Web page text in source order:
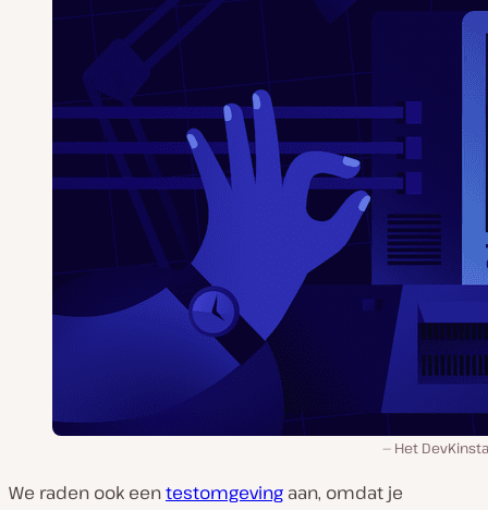
Het
We raden ook eentestomgeving aan, omdat je